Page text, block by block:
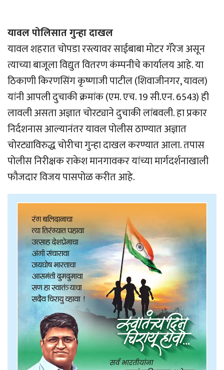
यावल पोलिसात गुन्हा दाखल
यावल शहरात चोपडा रस्त्यावर साईबाबा मोटर गॅरेज असून
त्याच्या बाजूला विद्युत वितरण कंम्पनीचे कार्यालय आहे. या
ठिकाणी किरणसिंग कृष्णाजी पाटील (शिवाजीनगर, यावल)
यांनी आपली दुचाकी क्रमांक (एम. एच. 19 सी.एन. 6543) ही
लावली असता अज्ञात चोरट्याने दुचाकी लांबवली. हा प्रकार
निर्दशनास आल्यानंतर यावल पोलीस ठाण्यात अज्ञात
चोरट्याविरुद्ध चोरीचा गुन्हा दाखल करण्यात आला. तपास
पोलीस निरीक्षक राकेश मानगावकर यांच्या मार्गदर्शनाखाली
फौजदार विजय पासपोळ करीत आहे.